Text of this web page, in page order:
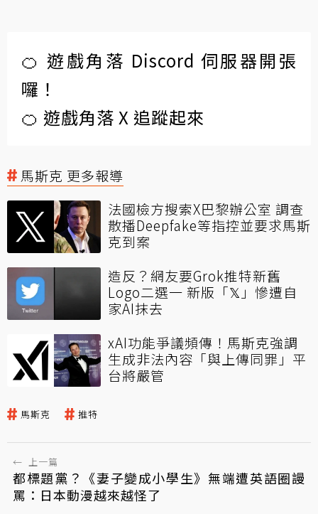
🍊 遊戲角落 Discord 伺服器開張
囉！
🍊 遊戲角落 X 追蹤起來
馬斯克 更多報導
法國檢方搜索X巴黎辦公室 調查
散播Deepfake等指控並要求馬斯
克到案
造反？網友要Grok推特新舊
Logo二選一 新版「𝕏」慘遭自
家AI抹去
xAI功能爭議頻傳！馬斯克強調
生成非法內容「與上傳同罪」平
台將嚴管
馬斯克 推特
← 上一篇
都標題黨？《妻子變成小學生》無端遭英語圈謾
罵：日本動漫越來越怪了